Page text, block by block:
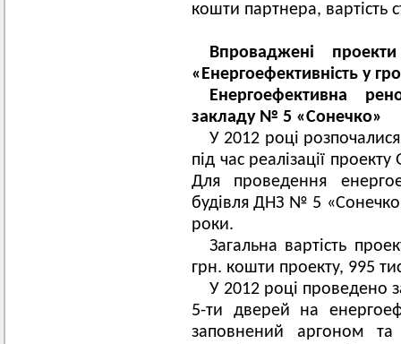
кошти партнера, вартість
Впроваджені
«Енергоефективність у
Енергоефективна
закладу № 5 «Сонечко»
У 2012 році
під час реалізації
Для проведення
будівля ДНЗ № 5
роки.
Загальна вартість
грн. кошти проекту, 995
У 2012 році проведено
5-ти дверей на
заповнений аргоном та